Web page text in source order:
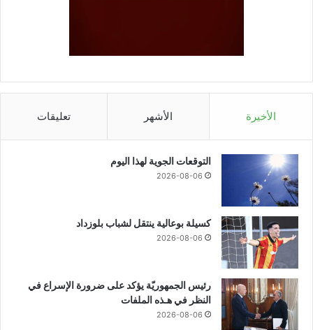
الأخيرة الأشهر تعليقات
التوقعات الجوية لهذا اليوم
2026-08-06
كسيلة بوعالية ينتقل لشباب بلوزداد
2026-08-06
رئيس الجمهوريّة يؤكد على ضرورة الإسراع في
النظر في هـذه الملفات
2026-08-06